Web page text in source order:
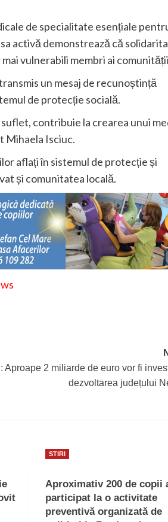
de specialitate esențiale
activă demonstrează că
vulnerabili membri ai
un mesaj de recunoștință
de protecție socială.
contribuie la crearea unui
Mihaela Isciuc.
aflați în sistemul de protecție și
și comunitatea locală.
Aproape 2 miliarde de euro vor fi
dezvoltarea județului
STIRI
Aproximativ 200 de copii
participat la o activitate
preventivă organizată de